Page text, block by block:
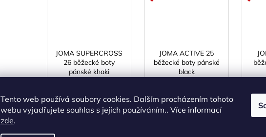
Tento web používá soubory cookies. Dalším procházením tohoto
webu vyjadřujete souhlas s jejich používáním.. Více informací
zde.
JOMA SUPERCROSS
26 běžecké boty
pánské khaki
1 975 Kč bez DPH
2 390 Kč
JOMA ACTIVE 25
běžecké boty pánské
black
746 Kč bez DPH
903 Kč